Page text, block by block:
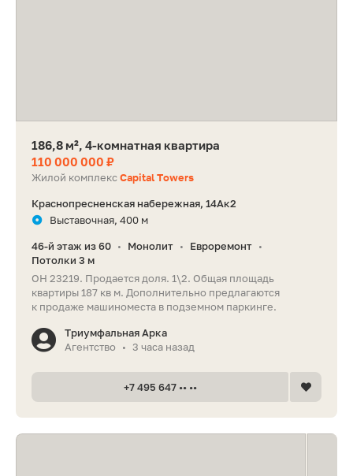
186,8 м², 4-комнатная квартира
110 000 000 ₽
Жилой комплексCapital Towers
Краснопресненская набережная, 14Ак2
Выставочная, 400 м
46-й этаж из 60 • Монолит • Евроремонт •
Потолки 3 м
ОН 23219. Продается доля. 1\2. Общая площадь
квартиры 187 кв м. Дополнительно предлагаются
к продаже машиноместа в подземном паркинге.
Триумфальная Арка
Агентство
• 3 часа назад
+7 495 647 •• ••